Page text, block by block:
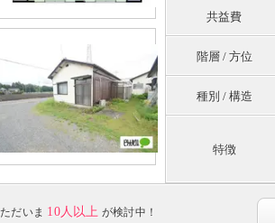
共益費
階層 / 方位
種別 / 構造
特徴
ただいま 10人以上 が検討中！